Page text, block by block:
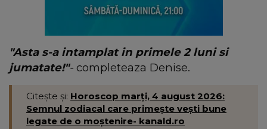
"Asta s-a intamplat in primele 2 luni si
jumatate!"- completeaza Denise.
Citește și: Horoscop marți, 4 august 2026:
Semnul zodiacal care primește vești bune
legate de o moștenire- kanald.ro